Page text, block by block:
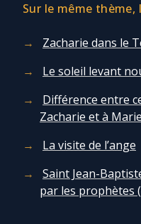
Sur le même
Zacharie dans le
Le soleil levant
Différence entre
Zacharie et à Marie
La visite de l’ange
Saint Jean-
par les prophètes